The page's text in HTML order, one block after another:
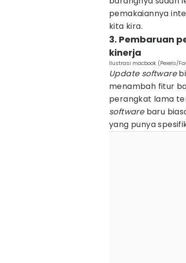
pemakaiannya
kita kira.
3. Pembaruan
kinerja
Ilustrasi macbook (Pexels/
Update software
menambah fitur
perangkat lama
softwarebaru
yang punya